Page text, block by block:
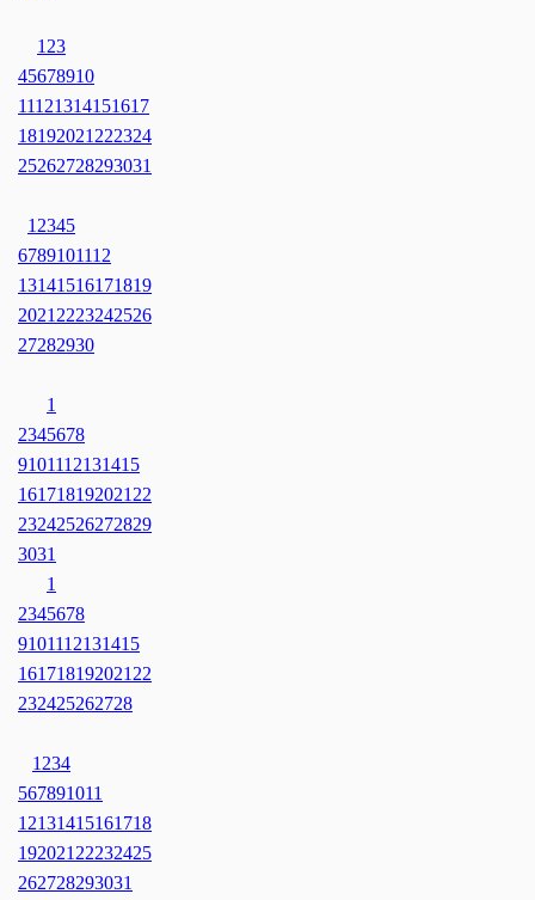
1 23
45678910
11121314151617
18192021 222324
25262728293031
1 2345
6789101112
13141516171819
2021 2223242526
27282930
1
2345678
9101112131415
161718192021 22
23242526272829
3031
1
2345678
9101112131415
161718192021 22
232425262728
1 234
567891011
12131415161718
192021 22232425
262728293031